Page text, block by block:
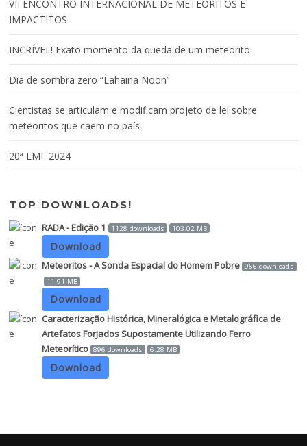
VII ENCONTRO INTERNACIONAL DE METEORITOS E
IMPACTITOS
INCRÍVEL! Exato momento da queda de um meteorito
Dia de sombra zero “Lahaina Noon”
Cientistas se articulam e modificam projeto de lei sobre
meteoritos que caem no país
20ª EMF 2024
TOP DOWNLOADS!
RADA - Edição 1 1128 downloads 103.02 MB
Download
Meteoritos - A Sonda Espacial do Homem Pobre 956 downloads
11.91 MB
Download
Caracterização Histórica, Mineralógica e Metalográfica de
Artefatos Forjados Supostamente Utilizando Ferro
Meteorítico 896 downloads 6.28 MB
Download